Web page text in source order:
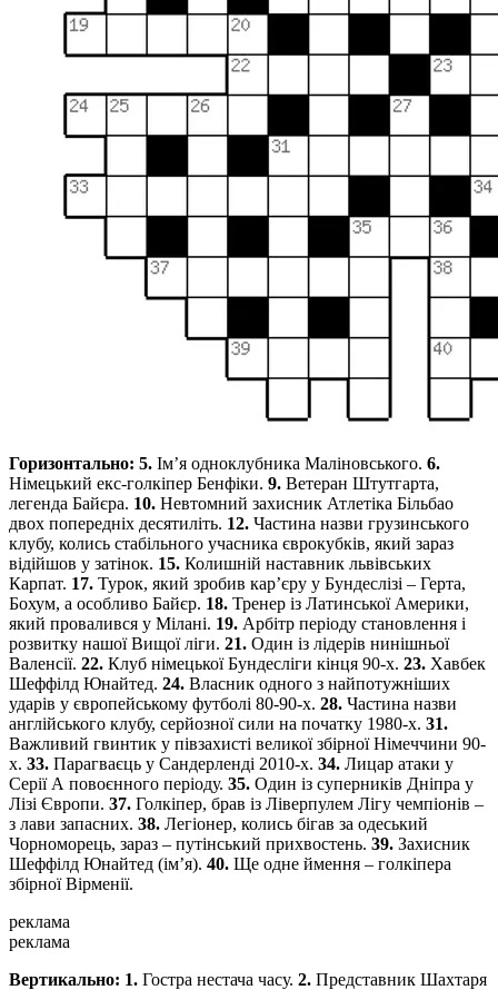
Горизонтально: 5. Ім’я одноклубника Маліновського. 6.
Німецький екс-голкіпер Бенфіки. 9. Ветеран Штутгарта,
легенда Байєра. 10. Невтомний захисник Атлетіка Більбао
двох попередніх десятиліть. 12. Частина назви грузинського
клубу, колись стабільного учасника єврокубків, який зараз
відійшов у затінок. 15. Колишній наставник львівських
Карпат. 17. Турок, який зробив кар’єру у Бундеслізі – Герта,
Бохум, а особливо Байєр. 18. Тренер із Латинської Америки,
який провалився у Мілані. 19. Арбітр періоду становлення і
розвитку нашої Вищої ліги. 21. Один із лідерів нинішньої
Валенсії. 22. Клуб німецької Бундесліги кінця 90-х. 23. Хавбек
Шеффілд Юнайтед. 24. Власник одного з найпотужніших
ударів у європейському футболі 80-90-х. 28. Частина назви
англійського клубу, серйозної сили на початку 1980-х. 31.
Важливий гвинтик у півзахисті великої збірної Німеччини 90-
х. 33. Парагваєць у Сандерленді 2010-х. 34. Лицар атаки у
Серії А повоєнного періоду. 35. Один із суперників Дніпра у
Лізі Європи. 37. Голкіпер, брав із Ліверпулем Лігу чемпіонів –
з лави запасних. 38. Легіонер, колись бігав за одеський
Чорноморець, зараз – путінський прихвостень. 39. Захисник
Шеффілд Юнайтед (ім’я). 40. Ще одне ймення – голкіпера
збірної Вірменії.
реклама
реклама
Вертикально: 1. Гостра нестача часу. 2. Представник Шахтаря